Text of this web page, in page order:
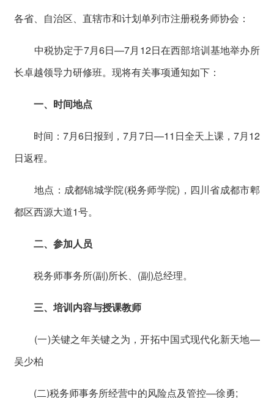
各省、自治区、直辖市和计划单列市注册税务师协会：
中税协定于7月6日—7月12日在西部培训基地举办所
长卓越领导力研修班。现将有关事项通知如下：
一、时间地点
时间：7月6日报到，7月7日—11日全天上课，7月12
日返程。
地点：成都锦城学院(税务师学院)，四川省成都市郫
都区西源大道1号。
二、参加人员
税务师事务所(副)所长、(副)总经理。
三、培训内容与授课教师
(一)关键之年关键之为，开拓中国式现代化新天地—
吴少柏
(二)税务师事务所经营中的风险点及管控—徐勇;